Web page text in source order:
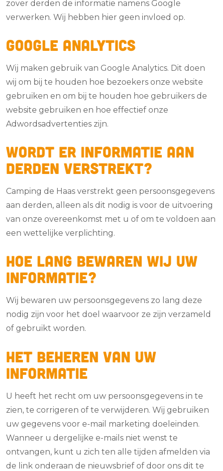
zover derden de informatie namens Google
verwerken. Wij hebben hier geen invloed op.
Google Analytics
Wij maken gebruik van Google Analytics. Dit doen
wij om bij te houden hoe bezoekers onze website
gebruiken en om bij te houden hoe gebruikers de
website gebruiken en hoe effectief onze
Adwordsadvertenties zijn.
Wordt er informatie aan
derden verstrekt?
Camping de Haas verstrekt geen persoonsgegevens
aan derden, alleen als dit nodig is voor de uitvoering
van onze overeenkomst met u of om te voldoen aan
een wettelijke verplichting.
Hoe lang bewaren wij uw
informatie?
Wij bewaren uw persoonsgegevens zo lang deze
nodig zijn voor het doel waarvoor ze zijn verzameld
of gebruikt worden.
Het beheren van uw
informatie
U heeft het recht om uw persoonsgegevens in te
zien, te corrigeren of te verwijderen. Wij gebruiken
uw gegevens voor e-mail marketing doeleinden.
Wanneer u dergelijke e-mails niet wenst te
ontvangen, kunt u zich ten alle tijden afmelden via
de link onderaan de nieuwsbrief of door ons dit te